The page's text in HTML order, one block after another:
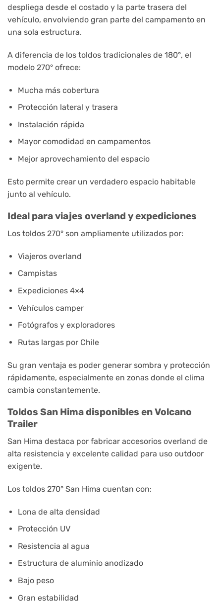
despliega desde el costado y la parte trasera del
vehículo, envolviendo gran parte del campamento en
una sola estructura.
A diferencia de los toldos tradicionales de 180°, el
modelo 270° ofrece:
Mucha más cobertura
Protección lateral y trasera
Instalación rápida
Mayor comodidad en campamentos
Mejor aprovechamiento del espacio
Esto permite crear un verdadero espacio habitable
junto al vehículo.
Ideal para viajes overland y expediciones
Los toldos 270° son ampliamente utilizados por:
Viajeros overland
Campistas
Expediciones 4×4
Vehículos camper
Fotógrafos y exploradores
Rutas largas por Chile
Su gran ventaja es poder generar sombra y protección
rápidamente, especialmente en zonas donde el clima
cambia constantemente.
Toldos San Hima disponibles en Volcano
Trailer
San Hima destaca por fabricar accesorios overland de
alta resistencia y excelente calidad para uso outdoor
exigente.
Los toldos 270° San Hima cuentan con:
Lona de alta densidad
Protección UV
Resistencia al agua
Estructura de aluminio anodizado
Bajo peso
Gran estabilidad